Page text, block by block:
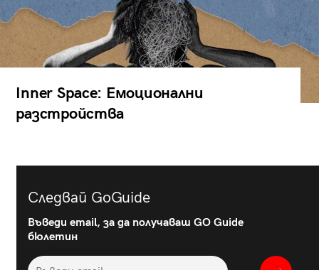
Inner Space: Емоционални
разстройства
Следвай GoGuide
Въведи email, за да получаваш GO Guide
бюлетин